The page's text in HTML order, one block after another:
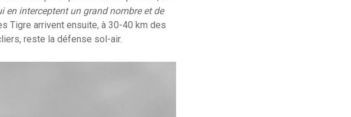
en interceptent un grand nombre et de
Tigre arrivent ensuite, à 30-40 km des
reste la défense sol-air.